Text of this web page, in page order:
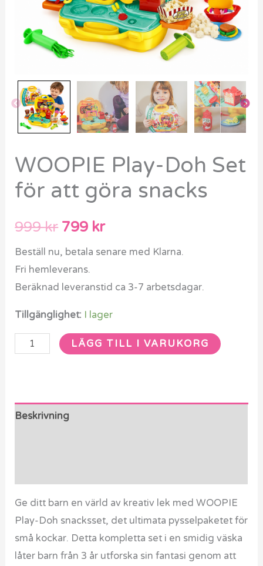
WOOPIE Play-Doh Set
för att göra snacks
999kr 799 kr
Beställ nu, betala senare med Klarna.
Fri hemleverans.
Beräknad leveranstid ca 3-7 arbetsdagar.
Tillgänglighet: I lager
LÄGG TILL I VARUKORG
Beskrivning
Ge ditt barn en värld av kreativ lek med WOOPIE
Play-Doh snacksset, det ultimata pysselpaketet för
små kockar. Detta kompletta set i en smidig väska
låter barn från 3 år utforska sin fantasi genom att